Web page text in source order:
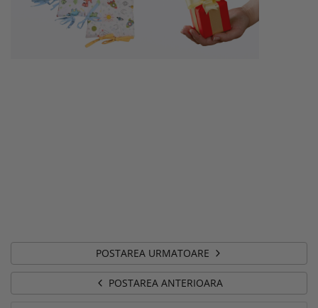
POSTAREA URMATOARE
POSTAREA ANTERIOARA